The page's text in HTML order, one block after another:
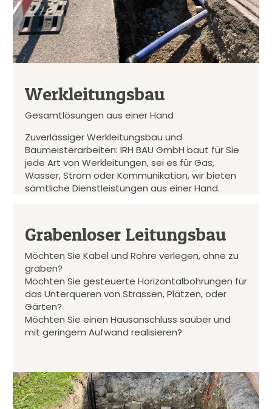
Werkleitungsbau
Gesamtlösungen aus einer Hand
Zuverlässiger Werkleitungsbau und
Baumeisterarbeiten: IRH BAU GmbH baut für Sie
jede Art von Werkleitungen, sei es für Gas,
Wasser, Strom oder Kommunikation, wir bieten
sämtliche Dienstleistungen aus einer Hand.
Grabenloser Leitungsbau
Möchten Sie Kabel und Rohre verlegen, ohne zu
graben?
Möchten Sie gesteuerte Horizontalbohrungen für
das Unterqueren von Strassen, Plätzen, oder
Gärten?
Möchten Sie einen Hausanschluss sauber und
mit geringem Aufwand realisieren?